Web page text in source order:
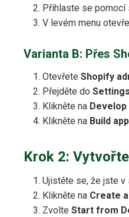
Přihlaste se
V levém menu
Varianta B: Přes
Otevřete Shopify
Přejděte do Settings
Klikněte na Develop
Klikněte na Build
Krok 2:
Ujistěte se, že jste v
Klikněte na Create
Zvolte Start from